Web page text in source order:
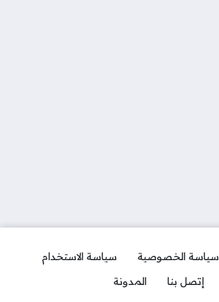
سياسة الخصوصية
سياسة الاستخدام
إتصل بنا
المدونة